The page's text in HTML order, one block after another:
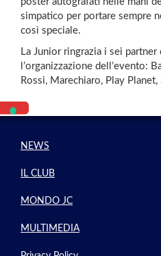
simpatico per portare sempre
così speciale.
La Junior ringrazia i sei
l’organizzazione dell’evento:
Rossi, Marechiaro, Play Planet,
NEWS
IL CLUB
MONDO JC
MULTIMEDIA